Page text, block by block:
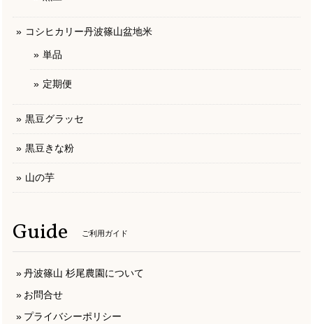
コシヒカリー丹波篠山盆地米
単品
定期便
黒豆グラッセ
黒豆きな粉
山の芋
Guide ご利用ガイド
丹波篠山 杉尾農園について
お問合せ
プライバシーポリシー